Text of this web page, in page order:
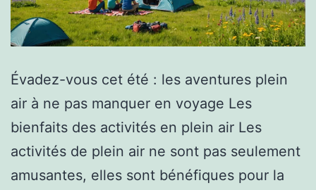
Évadez-vous cet été : les aventures plein
air à ne pas manquer en voyage Les
bienfaits des activités en plein air Les
activités de plein air ne sont pas seulement
amusantes, elles sont bénéfiques pour la